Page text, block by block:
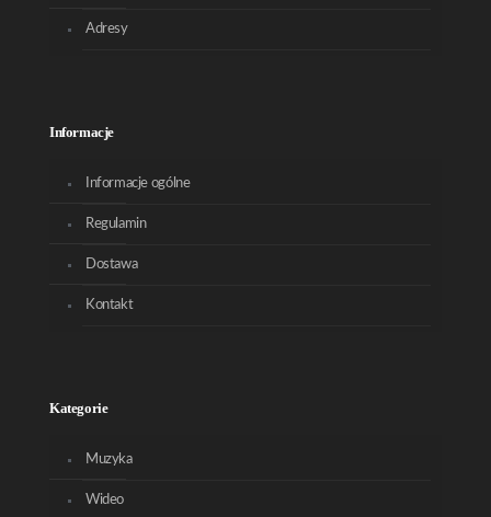
Adresy
Informacje
Informacje ogólne
Regulamin
Dostawa
Kontakt
Kategorie
Muzyka
Wideo